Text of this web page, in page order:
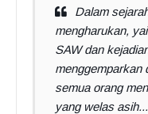
Dalam
mengharukan,
SAW dan
menggemparkan
semua orang
yang welas asih...